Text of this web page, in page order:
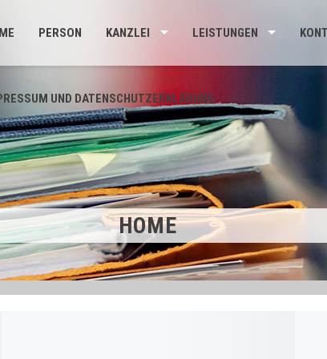
PERSON KANZLEI LEISTUNGEN
UND DATENSCHUTZERKLÄRUNG
HOME